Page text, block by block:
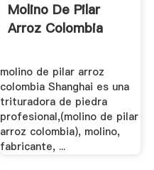
Molino De Pilar
Arroz Colombia
molino de pilar arroz
colombia Shanghai es una
trituradora de piedra
profesional,(molino de pilar
arroz colombia), molino,
fabricante, ...